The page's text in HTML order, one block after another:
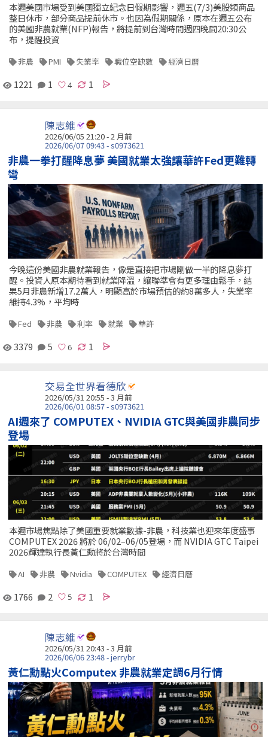
本週美國市場受到美國獨立紀念日假期影響，週五(7/3)美股類商品
整日休市，部分商品提前休市。也因為假期關係，原本在週五公布
的美國非農就業(NFP)報告，將提前到台灣時間週四晚間20:30公
布，提醒投資
非農 PMI 失業率 職位空缺數 經濟日曆
1221 1 1
陳志維
2026/06/05 21:20 - 2 月前
2026/06/07 09:43 - s0973621
非農一拳打醒降息夢 美國就業太強讓華許Fed更難轉
彎
今晚這份美國非農就業報告，像是直接把市場剛做一半的降息夢打
醒。投資人原本期待看到就業降溫，讓聯準會有更多理由鬆手，結
果5月非農新增17.2萬人，明顯高於市場預估的約8萬多人，失業率
維持4.3%，平均時
Fed 非農 利率 就業 華許
3379 5 1
交易全世界看德欣
2026/05/31 20:55 - 3 月前
2026/06/01 08:57 - s0973621
AI週來了 COMPUTEX、NVIDIA GTC與美國非農同步
登場
本週市場焦點除了美國重要就業數據-非農，科技業也迎來年度盛事
COMPUTEX 2026 將於 06/02–06/05登場，而 NVIDIA GTC Taipei
2026輝達執行長黃仁勳將於台灣時間
AI 非農 Nvidia COMPUTEX 經濟日曆
1766 2 1
陳志維
2026/05/31 20:43 - 3 月前
2026/06/06 23:48 - jerrybr
黃仁勳點火Computex 非農就業定調6月行情